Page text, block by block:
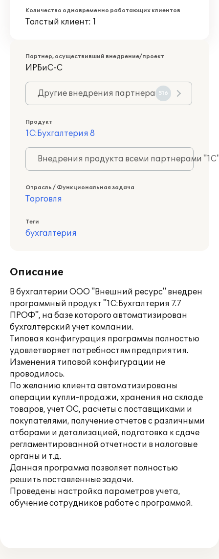
Количество одновременно работающих клиентов
Толстый клиент: 1
Партнер, осуществивший внедрение/проект
ИРБиС-С
Другие внедрения партнера 516
Продукт
1С:Бухгалтерия 8
Внедрения продукта всеми партнерами
Отрасль / Функциональная задача
Торговля
Теги
бухгалтерия
Описание
В бухгалтерии ООО "Внешний ресурс" внедрен
программный продукт "1С:Бухгалтерия 7.7
ПРОФ", на базе которого автоматизирован
бухгалтерский учет компании.
Типовая конфигурация программы полностью
удовлетворяет потребностям предприятия.
Изменения типовой конфигурации не
проводилось.
По желанию клиента автоматизированы
операции купли-продажи, хранения на складе
товаров, учет ОС, расчеты с поставщиками и
покупателями, получение отчетов с различными
отборами и детализацией, подготовка к сдаче
регламентированной отчетности в налоговые
органы и т.д.
Данная программа позволяет полностью
решить поставленные задачи.
Проведены настройка параметров учета,
обучение сотрудников работе с программой.